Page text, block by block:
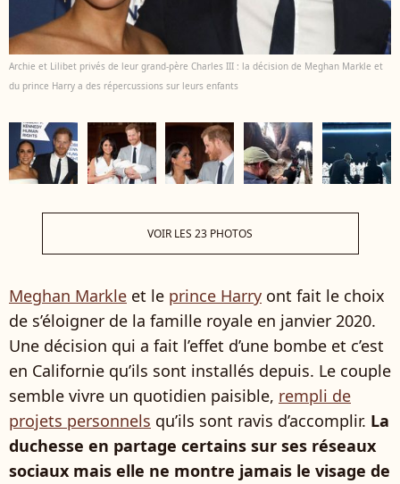
Archie et Lilibet privés de leur grand-père Charles III : la décision de Meghan Markle et
du prince Harry a des répercussions sur leurs enfants
VOIR LES 23 PHOTOS
Meghan Markle et le prince Harry ont fait le choix
de s’éloigner de la famille royale en janvier 2020.
Une décision qui a fait l’effet d’une bombe et c’est
en Californie qu’ils sont installés depuis. Le couple
semble vivre un quotidien paisible, rempli de
projets personnels qu’ils sont ravis d’accomplir. La
duchesse en partage certains sur ses réseaux
sociaux mais elle ne montre jamais le visage de